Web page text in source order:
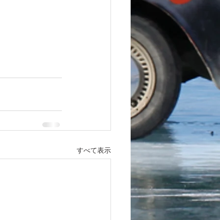
すべて表示